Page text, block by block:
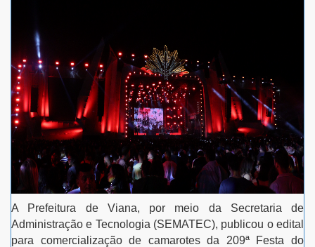
A Prefeitura de Viana, por meio da Secretaria de
Administração e Tecnologia (SEMATEC), publicou o edital
para comercialização de camarotes da 209ª Festa do